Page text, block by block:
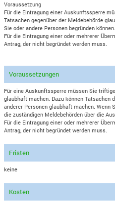
Voraussetzung
Für die Eintragung einer Auskunftssperre
Tatsachen gegenüber der Meldebehörde
Sie oder andere Personen begründen können.
Für die Eintragung einer oder mehrerer
Antrag, der nicht begründet werden muss.
Voraussetzungen
Für eine Auskunftssperre müssen Sie
glaubhaft machen. Dazu können Tatsachen
anderer Personen glaubhaft machen. Wenn
die zuständigen Meldebehörden über die
Für die Eintragung einer oder mehrerer
Antrag, der nicht begründet werden muss.
Fristen
keine
Kosten